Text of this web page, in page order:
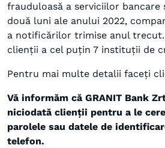
frauduloasă a serviciilor
două luni ale anului 2022,
a notificărilor trimise anul
clienții a cel puțin 7 instituții de
Pentru mai multe detalii faceți
Vă informăm că GRANIT Bank
niciodată clienții pentru a le
parolele sau datele de
telefon.